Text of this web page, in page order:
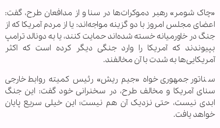
«چاک شومر» رهبر دموکرات‌ها در سنا و از مدافعان طرح، گفت:
اعضای مجلس امروز با دو گزینه مواجه‌اند: یا از مردم آمریکا که از
جنگ در خاورمیانه خسته شده‌اند حمایت کنند، یا به دونالد ترامپ
بپیوندند که آمریکا را وارد جنگی دیگر کرده است که اکثر
آمریکایی‌ها به شدت با آن مخالفند.
سناتور جمهوری‌خواه «جیم ریش» رئیس کمیته روابط خارجی
سنای آمریکا و مخالف طرح، در سخنرانی خود گفت: این جنگ
ابدی نیست، حتی نزدیک آن هم نیست؛ این خیلی سریع پایان
خواهد یافت.